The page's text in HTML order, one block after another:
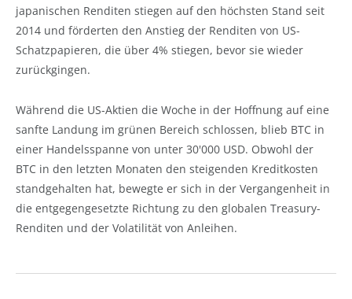
japanischen Renditen stiegen auf den höchsten Stand seit
2014 und förderten den Anstieg der Renditen von US-
Schatzpapieren, die über 4% stiegen, bevor sie wieder
zurückgingen.
Während die US-Aktien die Woche in der Hoffnung auf eine
sanfte Landung im grünen Bereich schlossen, blieb BTC in
einer Handelsspanne von unter 30'000 USD. Obwohl der
BTC in den letzten Monaten den steigenden Kreditkosten
standgehalten hat, bewegte er sich in der Vergangenheit in
die entgegengesetzte Richtung zu den globalen Treasury-
Renditen und der Volatilität von Anleihen.